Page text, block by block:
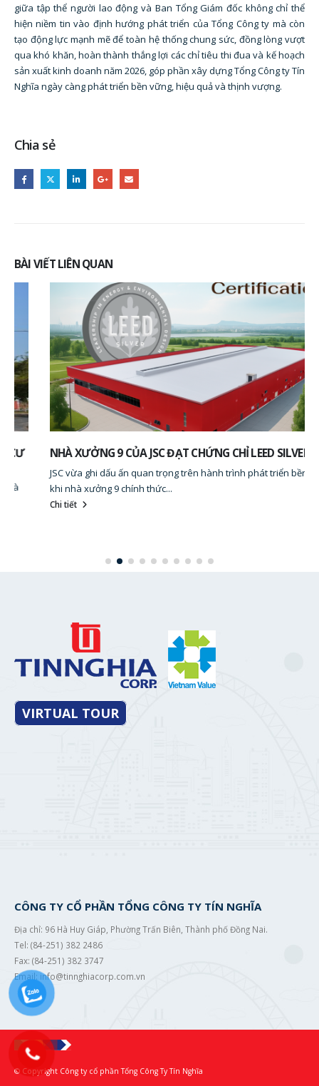
giữa tập thể người lao động và Ban Tổng Giám đốc không chỉ thể
hiện niềm tin vào định hướng phát triển của Tổng Công ty mà còn
tạo động lực mạnh mẽ để toàn hệ thống chung sức, đồng lòng vượt
qua khó khăn, hoàn thành thắng lợi các chỉ tiêu thi đua và kế hoạch
sản xuất kinh doanh năm 2026, góp phần xây dựng Tổng Công ty Tín
Nghĩa ngày càng phát triển bền vững, hiệu quả và thịnh vượng.
Chia sẻ
BÀI VIẾT LIÊN QUAN
NHÀ XƯỞNG 9 CỦA JSC ĐẠT CHỨNG CHỈ LEED SILVER
JSC vừa ghi dấu ấn quan trọng trên hành trình phát triển bền vững
khi nhà xưởng 9 chính thức...
VIRTUAL TOUR
CÔNG TY CỔ PHẦN TỔNG CÔNG TY TÍN NGHĨA
Địa chỉ: 96 Hà Huy Giáp, Phường Trấn Biên, Thành phố Đồng Nai.
Tel: (84-251) 382 2486
Fax: (84-251) 382 3747
Email: info@tinnghiacorp.com.vn
© Copyright Công ty cổ phần Tổng Công Ty Tín Nghĩa